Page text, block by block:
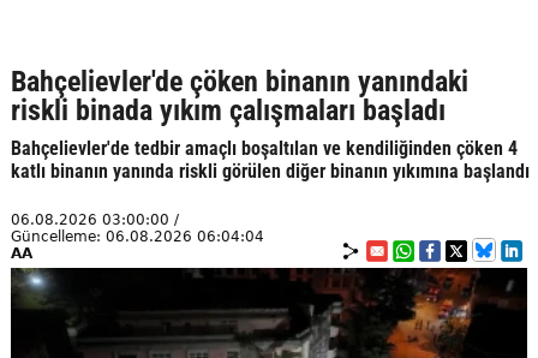
Bahçelievler'de çöken binanın yanındaki
riskli binada yıkım çalışmaları başladı
Bahçelievler'de tedbir amaçlı boşaltılan ve kendiliğinden çöken 4
katlı binanın yanında riskli görülen diğer binanın yıkımına başlandı
06.08.2026 03:00:00 /
Güncelleme: 06.08.2026 06:04:04
AA